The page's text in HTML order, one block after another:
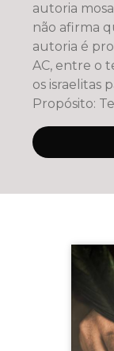
autoria
não afirma
autoria é
AC, entre o
os israelitas
Propósito: